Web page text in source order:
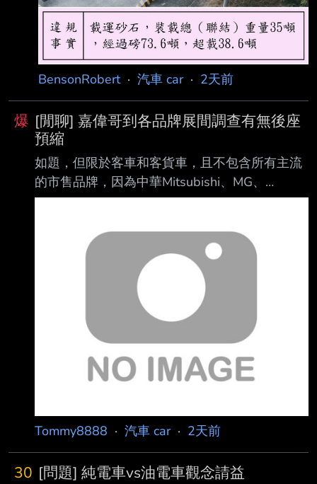
BensonRobert· 汽車 car· 2天前
爆 [閒聊] 嘉偉哥到各品牌展間調查有無後座
預縮
如題，但限於客車和客貨車，且不包含所有主流
的市售品牌，因為中華Mitsubishi、MG、
Mazda、Volkswagon集團(包含Skoda和Audi)及
後座預縮安全帶，以下是調查結果: (Honda Fit有
配備後座預縮，圖片是誤植，Buycar有在留言區
更正了) https://duk.tw/rVX7C4.jpg 影片連
結:https://www.youtube.com/watch?
v=EXUJit_shcY&t=126s 心得:Subaru W
Tommy8888 · 汽車 car· 2天前
30 [問題] 純電車vs油電車觀念請益